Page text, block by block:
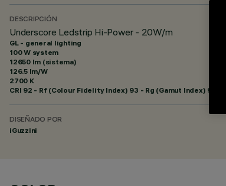
DESCRIPCIÓN
Underscore Ledstrip Hi-Power - 20W/m
GL - general lighting
100 W system
12650 lm (sistema)
126.5 lm/W
2700 K
CRI 92 - Rf (Colour Fidelity Index) 93 - Rg (Gamut Index) 99
DISEÑADO POR
iGuzzini